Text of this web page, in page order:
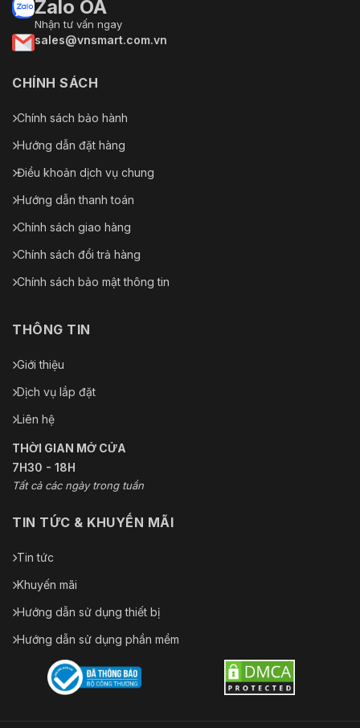
Zalo OA
Nhận tư vấn ngay
sales@vnsmart.com.vn
CHÍNH SÁCH
Chính sách bảo hành
Hướng dẫn đặt hàng
Điều khoản dịch vụ chung
Hướng dẫn thanh toán
Chính sách giao hàng
Chính sách đổi trả hàng
Chính sách bảo mật thông tin
THÔNG TIN
Giới thiệu
Dịch vụ lắp đặt
Liên hệ
THỜI GIAN MỞ CỬA
7H30 - 18H
Tất cả các ngày trong tuần
TIN TỨC & KHUYẾN MÃI
Tin tức
Khuyến mãi
Hướng dẫn sử dụng thiết bị
Hướng dẫn sử dụng phần mềm